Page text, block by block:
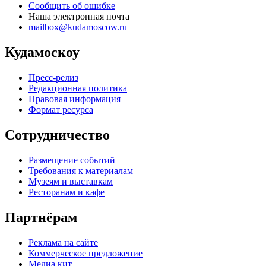
Сообщить об ошибке
Наша электронная почта
mailbox@kudamoscow.ru
Кудамоскоу
Пресс-релиз
Редакционная политика
Правовая информация
Формат ресурса
Сотрудничество
Размещение событий
Требования к материалам
Музеям и выставкам
Ресторанам и кафе
Партнёрам
Реклама на сайте
Коммерческое предложение
Медиа кит